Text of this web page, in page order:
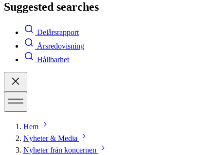
Suggested searches
Delårsrapport
Årsredovisning
Hållbarhet
Hem
Nyheter & Media
Nyheter från koncernen